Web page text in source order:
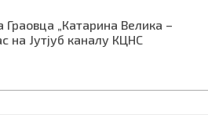
„Катарина Велика –
на Јутјуб каналу КЦНС